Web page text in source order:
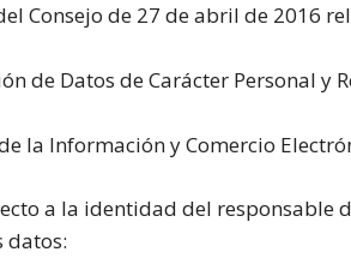
Consejo de 27 de abril de 2016
de Datos de Carácter Personal y
la Información y Comercio
a la identidad del responsable
datos: